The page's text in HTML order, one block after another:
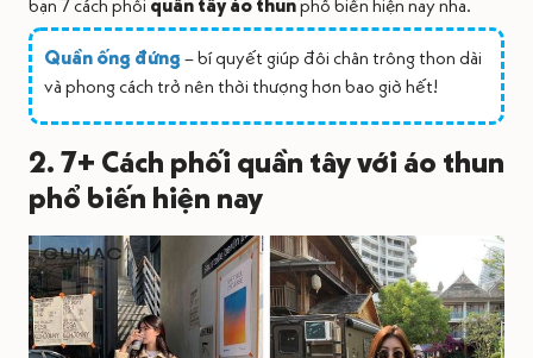
Quần ống đứng – bí quyết giúp đôi chân trông thon dài
và phong cách trở nên thời thượng hơn bao giờ hết!
2. 7+ Cách phối quần tây với áo thun
phổ biến hiện nay